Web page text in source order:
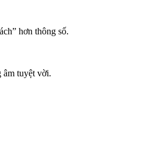
hơn thông số.
âm tuyệt vời.